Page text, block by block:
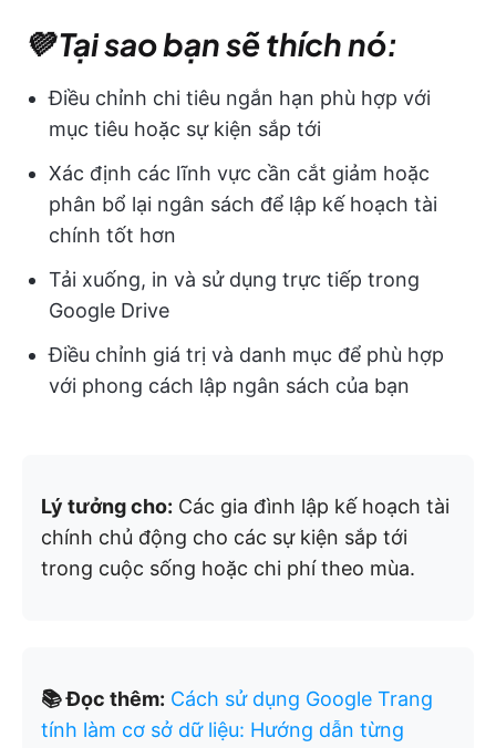
💜 Tại sao bạn sẽ thích nó:
Điều chỉnh chi tiêu ngắn hạn phù hợp với
mục tiêu hoặc sự kiện sắp tới
Xác định các lĩnh vực cần cắt giảm hoặc
phân bổ lại ngân sách để lập kế hoạch tài
chính tốt hơn
Tải xuống, in và sử dụng trực tiếp trong
Google Drive
Điều chỉnh giá trị và danh mục để phù hợp
với phong cách lập ngân sách của bạn
Lý tưởng cho: Các gia đình lập kế hoạch tài
chính chủ động cho các sự kiện sắp tới
trong cuộc sống hoặc chi phí theo mùa.
📚 Đọc thêm: Cách sử dụng Google Trang
tính làm cơ sở dữ liệu: Hướng dẫn từng